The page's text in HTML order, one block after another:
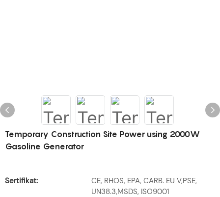
Temporary Construction Site Power using 2000W
Gasoline Generator
Sertifikat:
CE, RHOS, EPA, CARB. EU V,PSE,
UN38.3,MSDS, ISO9001